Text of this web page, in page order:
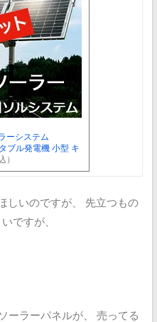
ーシステム
ブル発電機 小型 キ
）
しいのですが、
先立つもの
ですが、
ーラーパネルが、
売ってる